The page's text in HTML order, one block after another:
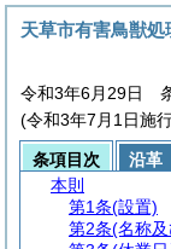
天草市有害鳥獣処
令和3年6月29日
(令和3年7月1日施
条項目次
沿革
本則
第1条(設置)
第2条(名称